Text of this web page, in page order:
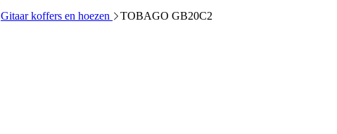
Gitaar koffers en hoezen TOBAGO GB20C2